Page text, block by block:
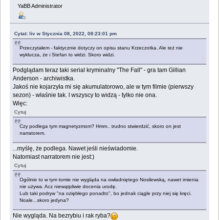
YaBB Administrator
Cytat: liv w Stycznia 08, 2022, 08:23:01 pm
Przeczytałem - faktycznie dotyczy on opisu stanu Krzeczotka. Ale też nie
wyklucza, że i Stefan to widzi. Skoro widzi.
Podglądam teraz taki serial kryminalny "The Fall" - gra tam Gillian
Anderson - archiwistka.
Jakoś nie kojarzyła mi się akumulatorowo, ale w tym filmie (pierwszy
sezon) - właśnie tak. I wszyscy to widzą - tylko nie ona.
Więc:
Cytuj
Czy podlega tym magnetyzmom? Hmm.. trudno stwierdzić, skoro on jest
narratorem.
...myślę, że podlega. Nawet jeśli nieświadomie.
Natomiast narratorem nie jest:)
Cytuj
Ogólnie to w tym tomie nie wygląda na owładniętego Nosilewską, nawet imienia
nie używa. Acz niewątpliwie docenia urodę.
Lub taki podryw "na oziębłego ponadto", bo jednak ciągle przy niej się kręci.
Noale...skoro jedyna?
Nie wygląda. Na bezrybiu i rak ryba?